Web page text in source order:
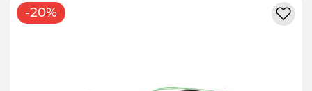
-20%